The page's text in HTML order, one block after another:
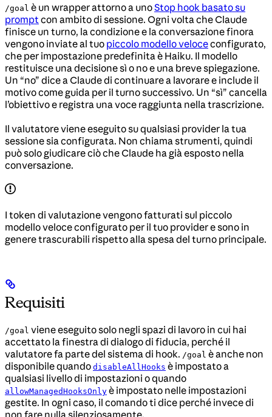
/goal è un wrapper attorno a unoStop hook basato su
prompt con ambito di sessione. Ogni volta che Claude
finisce un turno, la condizione e la conversazione finora
vengono inviate al tuo piccolo modello veloceconfigurato,
che per impostazione predefinita è Haiku. Il modello
restituisce una decisione sì o no e una breve spiegazione.
Un “no” dice a Claude di continuare a lavorare e include il
motivo come guida per il turno successivo. Un “sì” cancella
l’obiettivo e registra una voce raggiunta nella trascrizione.
Il valutatore viene eseguito su qualsiasi provider la tua
sessione sia configurata. Non chiama strumenti, quindi
può solo giudicare ciò che Claude ha già esposto nella
conversazione.
I token di valutazione vengono fatturati sul piccolo
modello veloce configurato per il tuo provider e sono in
genere trascurabili rispetto alla spesa del turno principale.
Requisiti
/goal viene eseguito solo negli spazi di lavoro in cui hai
accettato la finestra di dialogo di fiducia, perché il
valutatore fa parte del sistema di hook. /goal è anche non
disponibile quando disableAllHooks è impostato a
qualsiasi livello di impostazioni o quando
allowManagedHooksOnly è impostato nelle impostazioni
gestite. In ogni caso, il comando ti dice perché invece di